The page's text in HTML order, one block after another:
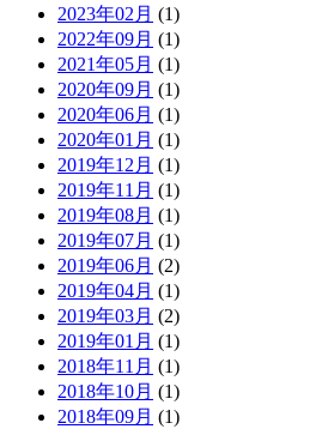
2023年02月 (1)
2022年09月 (1)
2021年05月 (1)
2020年09月 (1)
2020年06月 (1)
2020年01月 (1)
2019年12月 (1)
2019年11月 (1)
2019年08月 (1)
2019年07月 (1)
2019年06月 (2)
2019年04月 (1)
2019年03月 (2)
2019年01月 (1)
2018年11月 (1)
2018年10月 (1)
2018年09月 (1)